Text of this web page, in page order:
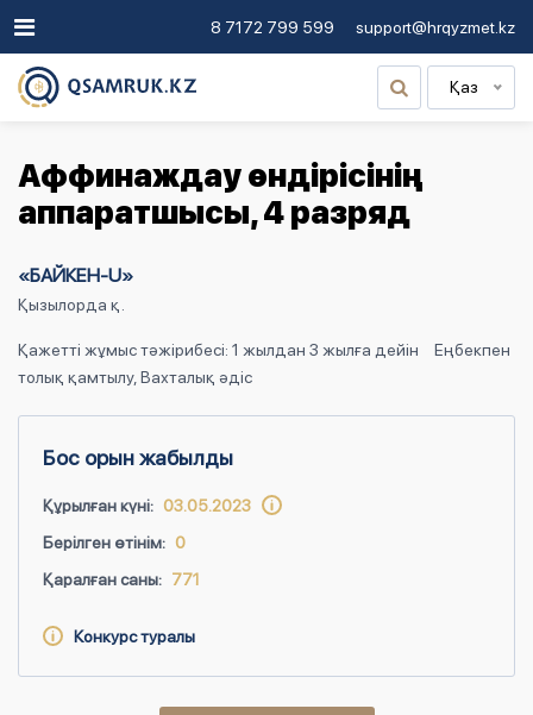
8 7172 799 599 support@hrqyzmet.kz
Қаз
Аффинаждау өндірісінің
аппаратшысы, 4 разряд
«БАЙКЕН-U»
Қызылорда қ.
Қажетті жұмыс тәжірибесі: 1 жылдан 3 жылға дейін
Еңбекпен
толық қамтылу, Вахталық әдіс
Бос орын жабылды
Құрылған күні: 03.05.2023
Берілген өтінім: 0
Қаралған саны: 771
Конкурс туралы